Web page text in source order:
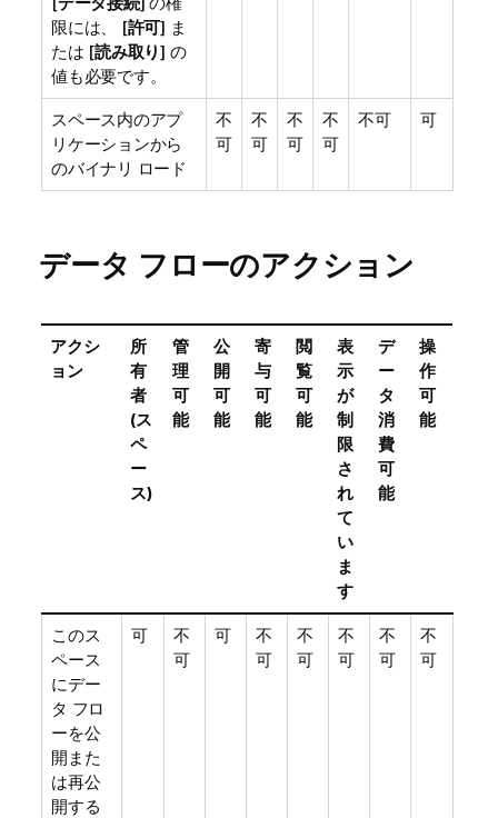
限には、 [許可] ま
たは [読み取り] の
値も必要です。
スペース内のアプ
リケーションから
のバイナリ ロード
不
可
不
可
不
可
不
可
不可 可
データ フローのアクション
アクシ
ョン
所
有
者
(ス
ペ
ー
ス)
管
理
可
能
公
開
可
能
寄
与
可
能
閲
覧
可
能
表
示
が
制
限
さ
れ
て
い
ま
す
デ
ー
タ
消
費
可
能
操
作
可
能
このス
ペース
にデー
タ フロ
ーを公
開また
は再公
開する
可
不
可
可
不
可
不
可
不
可
不
可
不
可